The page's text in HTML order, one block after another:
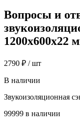
Вопросы и
1200х600х22
2790 ₽ / шт
В наличии
Звукоизоляционная
99999 в наличии